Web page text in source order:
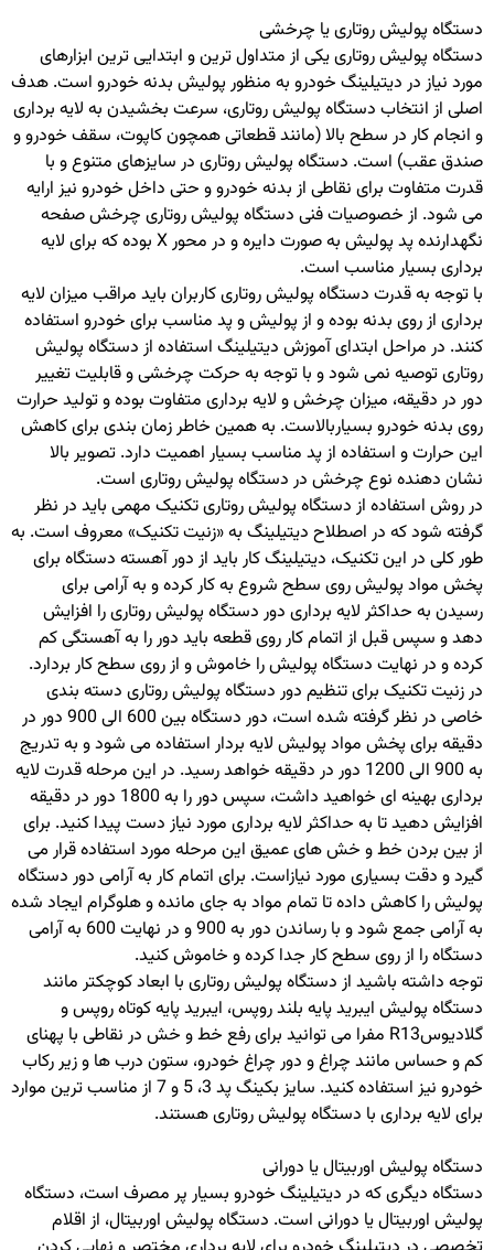
دستگاه پولیش روتاری یا چرخشی
دستگاه پولیش روتاری یکی از متداول ترین و ابتدایی ترین ابزارهای
مورد نیاز در دیتیلینگ خودرو به منظور پولیش بدنه خودرو است. هدف
اصلی از انتخاب دستگاه پولیش روتاری، سرعت بخشیدن به لایه برداری
و انجام کار در سطح بالا (مانند قطعاتی همچون کاپوت، سقف خودرو و
صندق عقب) است. دستگاه پولیش روتاری در سایزهای متنوع و با
قدرت متفاوت برای نقاطی از بدنه خودرو و حتی داخل خودرو نیز ارایه
می شود. از خصوصیات فنی دستگاه پولیش روتاری چرخش صفحه
نگهدارنده پد پولیش به صورت دایره و در محور X بوده که برای لایه
برداری بسیار مناسب است.
با توجه به قدرت دستگاه پولیش روتاری کاربران باید مراقب میزان لایه
برداری از روی بدنه بوده و از پولیش و پد مناسب برای خودرو استفاده
کنند. در مراحل ابتدای آموزش دیتیلینگ استفاده از دستگاه پولیش
روتاری توصیه نمی شود و با توجه به حرکت چرخشی و قابلیت تغییر
دور در دقیقه، میزان چرخش و لایه برداری متفاوت بوده و تولید حرارت
روی بدنه خودرو بسیاربالاست. به همین خاطر زمان بندی برای کاهش
این حرارت و استفاده از پد مناسب بسیار اهمیت دارد. تصویر بالا
نشان دهنده نوع چرخش در دستگاه پولیش روتاری است.
در روش استفاده از دستگاه پولیش روتاری تکنیک مهمی باید در نظر
گرفته شود که در اصطلاح دیتیلینگ به «زنیت تکنیک» معروف است. به
طور کلی در این تکنیک، دیتیلینگ کار باید از دور آهسته دستگاه برای
پخش مواد پولیش روی سطح شروع به کار کرده و به آرامی برای
رسیدن به حداکثر لایه برداری دور دستگاه پولیش روتاری را افزایش
دهد و سپس قبل از اتمام کار روی قطعه باید دور را به آهستگی کم
کرده و در نهایت دستگاه پولیش را خاموش و از روی سطح کار بردارد.
در زنیت تکنیک برای تنظیم دور دستگاه پولیش روتاری دسته بندی
خاصی در نظر گرفته شده است، دور دستگاه بین 600 الی 900 دور در
دقیقه برای پخش مواد پولیش لایه بردار استفاده می شود و به تدریج
به 900 الی 1200 دور در دقیقه خواهد رسید. در این مرحله قدرت لایه
برداری بهینه ای خواهید داشت، سپس دور را به 1800 دور در دقیقه
افزایش دهید تا به حداکثر لایه برداری مورد نیاز دست پیدا کنید. برای
از بین بردن خط و خش های عمیق این مرحله مورد استفاده قرار می
گیرد و دقت بسیاری مورد نیازاست. برای اتمام کار به آرامی دور دستگاه
پولیش را کاهش داده تا تمام مواد به جای مانده و هلوگرام ایجاد شده
به آرامی جمع شود و با رساندن دور به 900 و در نهایت 600 به آرامی
دستگاه را از روی سطح کار جدا کرده و خاموش کنید.
توجه داشته باشید از دستگاه پولیش روتاری با ابعاد کوچکتر مانند
دستگاه پولیش ایبرید پایه بلند روپس، ایبرید پایه کوتاه روپس و
گلادیوسR13 مفرا می توانید برای رفع خط و خش در نقاطی با پهنای
کم و حساس مانند چراغ و دور چراغ خودرو، ستون درب ها و زیر رکاب
خودرو نیز استفاده کنید. سایز بکینگ پد 3، 5 و 7 از مناسب ترین موارد
برای لایه برداری با دستگاه پولیش روتاری هستند.
دستگاه پولیش اوربیتال یا دورانی
دستگاه دیگری که در دیتیلینگ خودرو بسیار پر مصرف است، دستگاه
پولیش اوربیتال یا دورانی است. دستگاه پولیش اوربیتال، از اقلام